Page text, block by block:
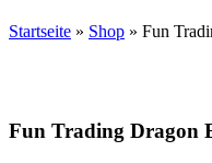
Startseite » Shop » Fun
Fun Trading Dragon